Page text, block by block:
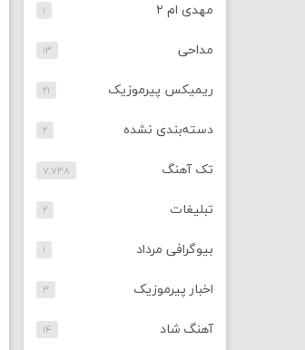
مهدی ام ۲ ۱
مداحی ۱۳
ریمیکس پیرموزیک ۲۱
دسته‌بندی نشده ۲
تک آهنگ ۷,۷۳۸
تبلیغات ۲
بیوگرافی مرداد ۱
اخبار پیرموزیک ۳
آهنگ شاد ۱۴